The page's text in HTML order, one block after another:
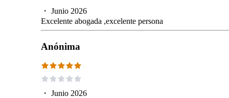
・ Junio 2026
Excelente abogada ,excelente persona
Anónima
・ Junio 2026